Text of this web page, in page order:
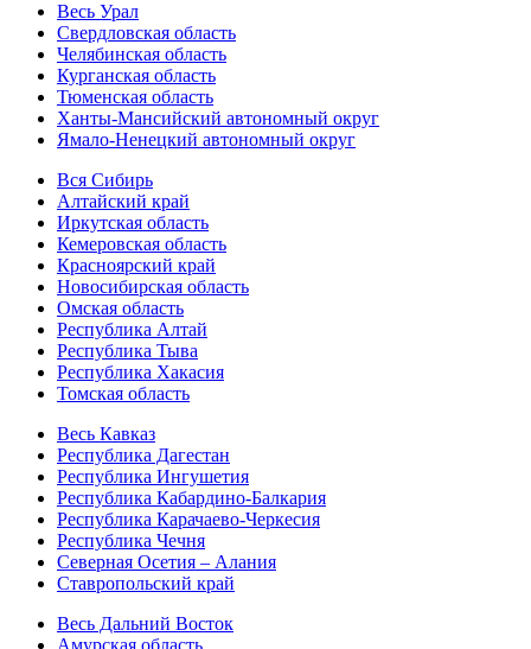
Весь Урал
Свердловская область
Челябинская область
Курганская область
Тюменская область
Ханты-Мансийский автономный округ
Ямало-Ненецкий автономный округ
Вся Сибирь
Алтайский край
Иркутская область
Кемеровская область
Красноярский край
Новосибирская область
Омская область
Республика Алтай
Республика Тыва
Республика Хакасия
Томская область
Весь Кавказ
Республика Дагестан
Республика Ингушетия
Республика Кабардино-Балкария
Республика Карачаево-Черкесия
Республика Чечня
Северная Осетия – Алания
Ставропольский край
Весь Дальний Восток
Амурская область